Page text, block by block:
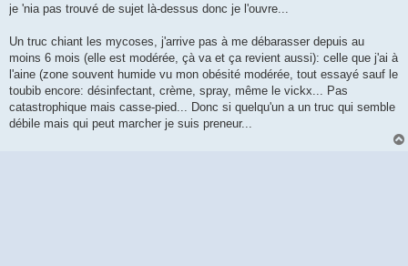
s
g
je 'nia pas trouvé de sujet là-dessus donc je l'ouvre...
Un truc chiant les mycoses, j'arrive pas à me débarasser depuis au
moins 6 mois (elle est modérée, çà va et ça revient aussi): celle que j'ai à
l'aine (zone souvent humide vu mon obésité modérée, tout essayé sauf le
toubib encore: désinfectant, crème, spray, même le vickx... Pas
catastrophique mais casse-pied... Donc si quelqu'un a un truc qui semble
débile mais qui peut marcher je suis preneur...